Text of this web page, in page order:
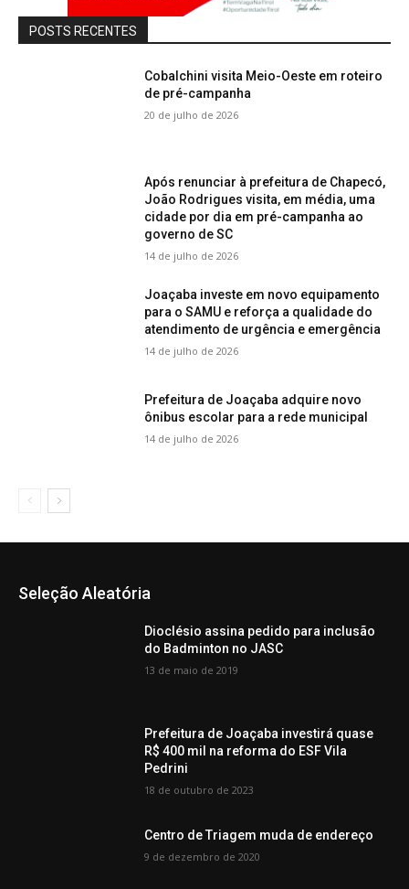
POSTS RECENTES
Cobalchini visita Meio-Oeste em roteiro
de pré-campanha
20 de julho de 2026
Após renunciar à prefeitura de Chapecó,
João Rodrigues visita, em média, uma
cidade por dia em pré-campanha ao
governo de SC
14 de julho de 2026
Joaçaba investe em novo equipamento
para o SAMU e reforça a qualidade do
atendimento de urgência e emergência
14 de julho de 2026
Prefeitura de Joaçaba adquire novo
ônibus escolar para a rede municipal
14 de julho de 2026
Seleção Aleatória
Dioclésio assina pedido para inclusão
do Badminton no JASC
13 de maio de 2019
Prefeitura de Joaçaba investirá quase
R$ 400 mil na reforma do ESF Vila
Pedrini
18 de outubro de 2023
Centro de Triagem muda de endereço
9 de dezembro de 2020